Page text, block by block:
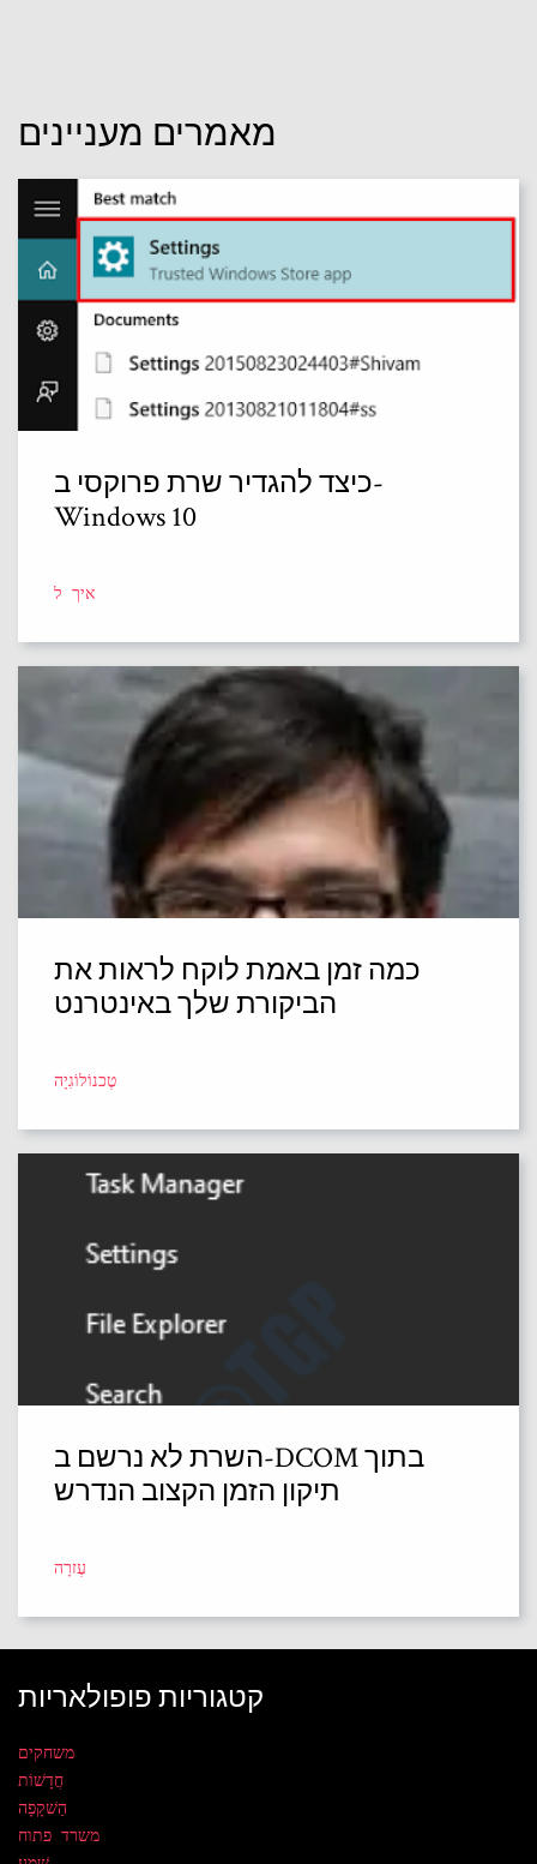
מאמרים מעניינים
כיצד להגדיר שרת פרוקסי ב-
Windows 10
איך ל
כמה זמן באמת לוקח לראות את
הביקורת שלך באינטרנט
טֶכנוֹלוֹגִיָה
השרת לא נרשם ב-DCOM בתוך
תיקון הזמן הקצוב הנדרש
עֶזרָה
קטגוריות פופולאריות
משחקים
חֲדָשׁוֹת
הַשׁקָפָה
משרד פתוח